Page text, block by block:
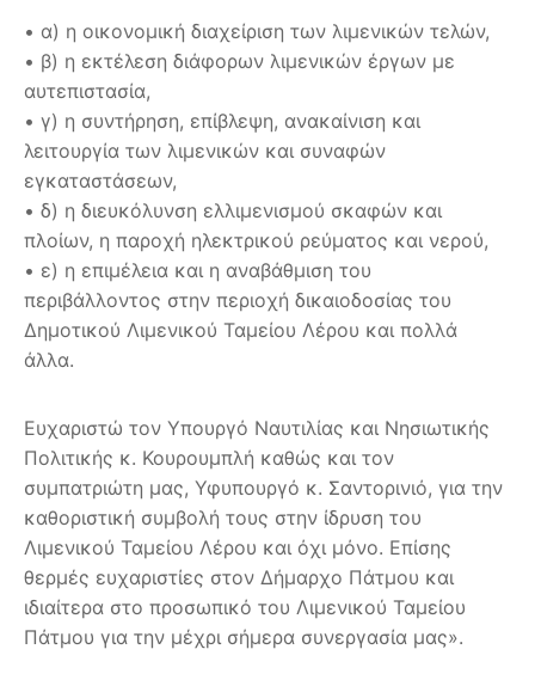
• α) η οικονομική διαχείριση των λιμενικών τελών,
• β) η εκτέλεση διάφορων λιμενικών έργων με
αυτεπιστασία,
• γ) η συντήρηση, επίβλεψη, ανακαίνιση και
λειτουργία των λιμενικών και συναφών
εγκαταστάσεων,
• δ) η διευκόλυνση ελλιμενισμού σκαφών και
πλοίων, η παροχή ηλεκτρικού ρεύματος και νερού,
• ε) η επιμέλεια και η αναβάθμιση του
περιβάλλοντος στην περιοχή δικαιοδοσίας του
∆ημοτικού Λιμενικού Ταμείου Λέρου και πολλά
άλλα.
Ευχαριστώ τον Υπουργό Ναυτιλίας και Νησιωτικής
Πολιτικής κ. Κουρουμπλή καθώς και τον
συμπατριώτη μας, Υφυπουργό κ. Σαντορινιό, για την
καθοριστική συμβολή τους στην ίδρυση του
Λιμενικού Ταμείου Λέρου και όχι μόνο. Επίσης
θερμές ευχαριστίες στον Δήμαρχο Πάτμου και
ιδιαίτερα στο προσωπικό του Λιμενικού Ταμείου
Πάτμου για την μέχρι σήμερα συνεργασία μας».